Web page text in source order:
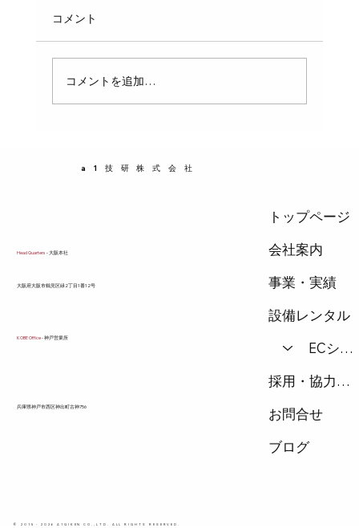
受水槽の定期点検が近づくと、管理会社の担当
者は水道法違反のリスクを意識します。特に
1010㎥を超える簡易専用水道を管理している場
合、年1回の点検で不適合を指摘されると、対
い交換部品と、その交換のメリットについて具
コメント
コメントを追加…
a1技研株式会社
Head Quarters- 大阪本社
​大阪府大阪市鶴見区緑2丁目1番12号
KOBE Office- 神戸営業所
兵庫県神戸市西区神出町古神756
© 2015 - 2026 A1GIKEN CO.,LTD. ALL RIGHTS RESERVED.
トップページ
会社案内
事業・実績
設備レンタル
ECショップ
採用・協力会社
お問合せ
ブログ